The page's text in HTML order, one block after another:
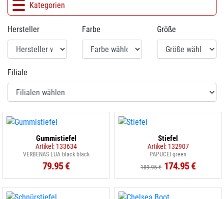
Kategorien
Hersteller Farbe Größe
Filiale
Gummistiefel
Artikel: 133634
VERBENAS LUA black black
79.95 €
Stiefel
Artikel: 132907
PAPUCEI green
189.95 € 174.95 €